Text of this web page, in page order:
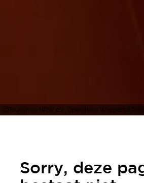
Tourismus NRW e.V., Opernhaus Wuppertal
Sorry, deze